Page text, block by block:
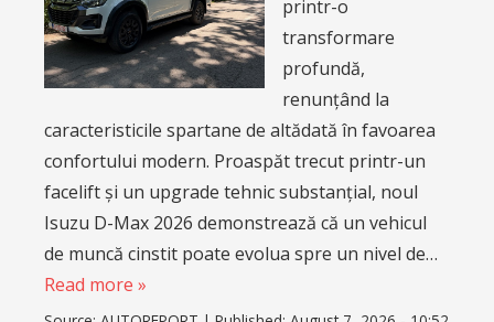
printr-o
transformare
profundă,
renunțând la
caracteristicile spartane de altădată în favoarea
confortului modern. Proaspăt trecut printr-un
facelift și un upgrade tehnic substanțial, noul
Isuzu D-Max 2026 demonstrează că un vehicul
de muncă cinstit poate evolua spre un nivel de…
Read more »